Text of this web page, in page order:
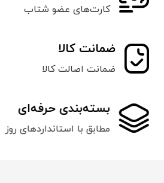
کارت‌های عضو شتاب
ضمانت کالا
ضمانت اصالت کالا
بسته‌بندی حرفه‌ای
مطابق با استانداردهای روز